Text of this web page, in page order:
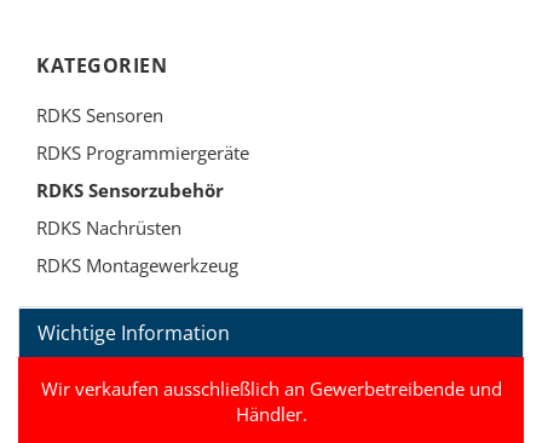
KATEGORIEN
RDKS Sensoren
RDKS Programmiergeräte
RDKS Sensorzubehör
RDKS Nachrüsten
RDKS Montagewerkzeug
Wichtige Information
Wir verkaufen ausschließlich an Gewerbetreibende und
Händler.